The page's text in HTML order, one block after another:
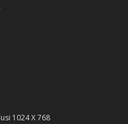
1024 X 768